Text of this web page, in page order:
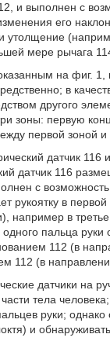
и выполнен с
его
утолщение
мере рычага
на фиг.
в
другого
зоны: первую
первой зоной и
датчик 116
датчик 116
с
рукоятку в
например в
пальца руки
112 (в
112 (в
датчики на
тела
руки;
и